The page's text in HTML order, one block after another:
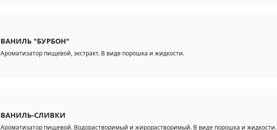
ВАНИЛЬ "БУРБОН"
Ароматизатор пищевой, экстракт. В виде порошка и жидкости.
ВАНИЛЬ-СЛИВКИ
Ароматизатор пищевой. Водорастворимый и жирорастворимый. В виде порошка и жидкости.